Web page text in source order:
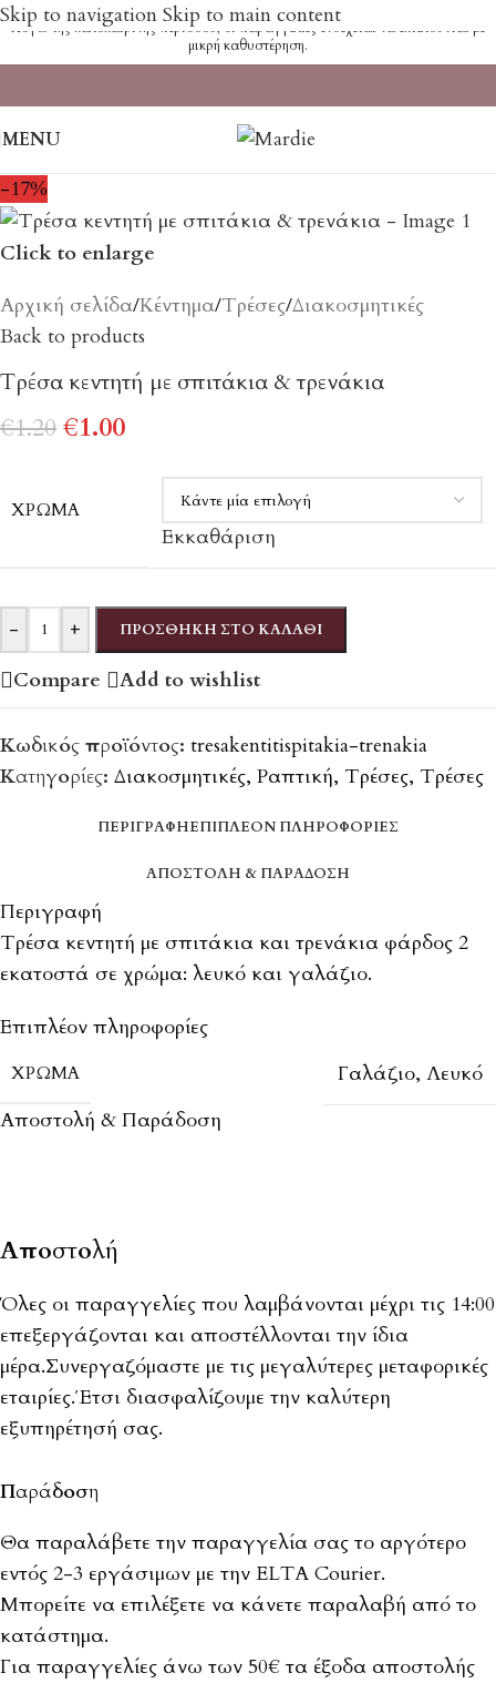
Skip to navigation Skip to main content
Λόγω της καλοκαιρινής περιόδου, οι παραγγελίες ενδέχεται να εκτελούνται με
μικρή καθυστέρηση.
MENU
-17%
Click to enlarge
Αρχική σελίδα/Κέντημα/Τρέσες/Διακοσμητικές
Back to products
Τρέσα κεντητή με σπιτάκια & τρενάκια
€1.20 €1.00
ΧΡΏΜΑ
Εκκαθάριση
- + ΠΡΟΣΘΉΚΗ ΣΤΟ ΚΑΛΆΘΙ
Compare Add to wishlist
Κωδικός προϊόντος: tresakentitispitakia-trenakia
Κατηγορίες: Διακοσμητικές, Ραπτική, Τρέσες, Τρέσες
ΠΕΡΙΓΡΑΦΉΕΠΙΠΛΈΟΝ ΠΛΗΡΟΦΟΡΊΕΣ
ΑΠΟΣΤΟΛΉ & ΠΑΡΆΔΟΣΗ
Περιγραφή
Τρέσα κεντητή με σπιτάκια και τρενάκια φάρδος 2
εκατοστά σε χρώμα: λευκό και γαλάζιο.
Επιπλέον πληροφορίες
ΧΡΏΜΑ Γαλάζιο, Λευκό
Αποστολή & Παράδοση
Αποστολή
Όλες οι παραγγελίες που λαμβάνονται μέχρι τις 14:00
επεξεργάζονται και αποστέλλονται την ίδια
μέρα.Συνεργαζόμαστε με τις μεγαλύτερες μεταφορικές
εταιρίες.Έτσι διασφαλίζουμε την καλύτερη
εξυπηρέτησή σας.
Παράδοση
Θα παραλάβετε την παραγγελία σας το αργότερο
εντός 2-3 εργάσιμων με την ELTA Courier.
Μπορείτε να επιλέξετε να κάνετε παραλαβή από το
κατάστημα.
Για παραγγελίες άνω των 50€ τα έξοδα αποστολής